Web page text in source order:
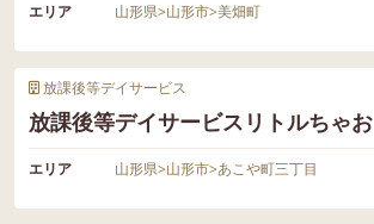
エリア 山形県>山形市>美畑町
放課後等デイサービス
放課後等デイサービスリトルちゃお
エリア 山形県>山形市>あこや町三丁目